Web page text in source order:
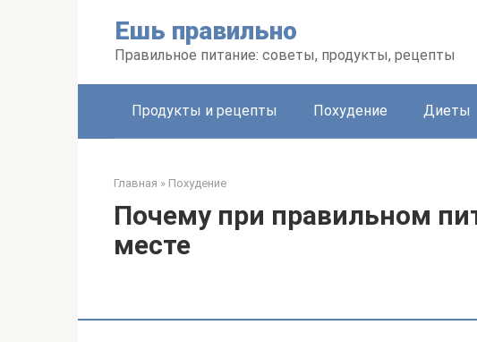
Ешь правильно
Правильное питание: советы, продукты, рецепты
Продукты и рецепты Похудение Диеты
Главная » Похудение
Почему при правильном
месте